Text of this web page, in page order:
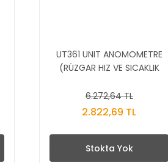
UT361 UNIT ANOMOMETRE
(RÜZGAR HIZ VE SICAKLIK
6.272,64 TL
2.822,69 TL
Stokta Yok